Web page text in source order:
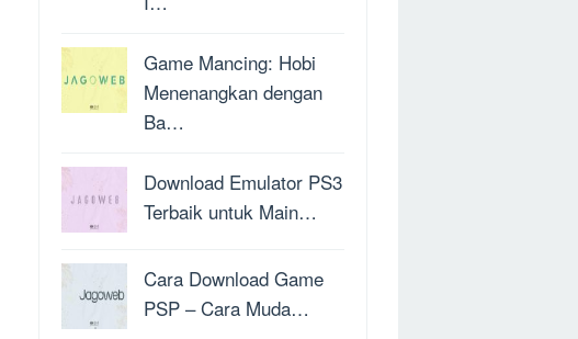
Game Mancing: Hobi
Menenangkan dengan
Ba…
Download Emulator PS3
Terbaik untuk Main…
Cara Download Game
PSP – Cara Muda…